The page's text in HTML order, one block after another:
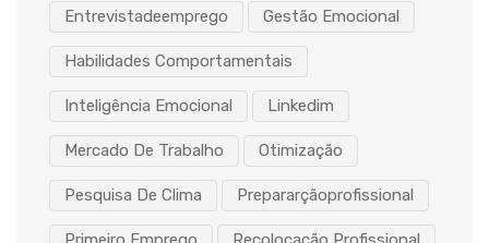
Entrevistadeemprego Gestão Emocional
Habilidades Comportamentais
Inteligência Emocional Linkedim
Mercado De Trabalho Otimização
Pesquisa De Clima Prepararçãoprofissional